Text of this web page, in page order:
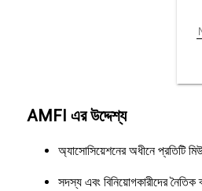
AMFI এর উদ্দেশ্য
অ্যাসোসিয়েশনের অধীনে প্রতিটি
সদস্য এবং বিনিয়োগকারীদের নৈতিক